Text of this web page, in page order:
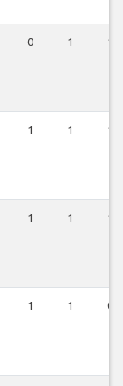
0 1 1
1 1 1
1 1 1
1 1 0